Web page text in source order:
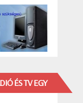
ÉS TV EGY